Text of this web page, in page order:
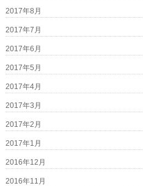
2017年8月
2017年7月
2017年6月
2017年5月
2017年4月
2017年3月
2017年2月
2017年1月
2016年12月
2016年11月